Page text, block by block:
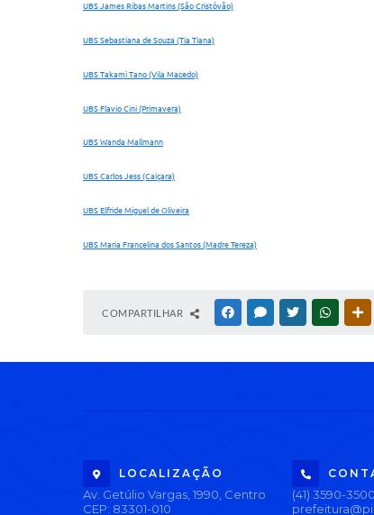
UBS James Ribas Martins (São Cristóvão)
UBS Sebastiana de Souza (Tia Tiana)
UBS Takami Tano (Vila Macedo)
UBS Flavio Cini (Primavera)
UBS Wanda Mallmann
UBS Carlos Jess (Caiçara)
UBS Elfride Miguel de Oliveira
UBS Maria Francelina dos Santos (Madre Tereza)
COMPARTILHAR FACEBOOKMESSENGER
TWITTER
LOCALIZAÇÃO
Av. Getúlio Vargas, 1990, Centro
CEP: 83301-010
(41) 3590-3500